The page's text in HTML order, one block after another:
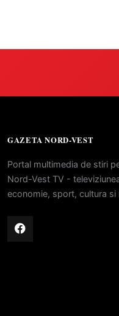
GAZETA NORD-VEST
Portal multimedia de stiri
Nord-Vest TV -
economie, sport, cultura si